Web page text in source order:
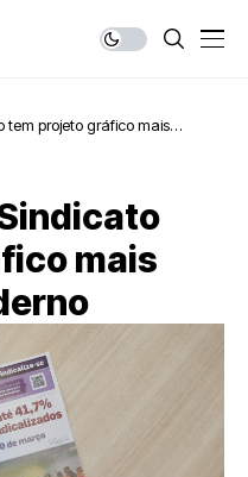
tem projeto gráfico mais
mais